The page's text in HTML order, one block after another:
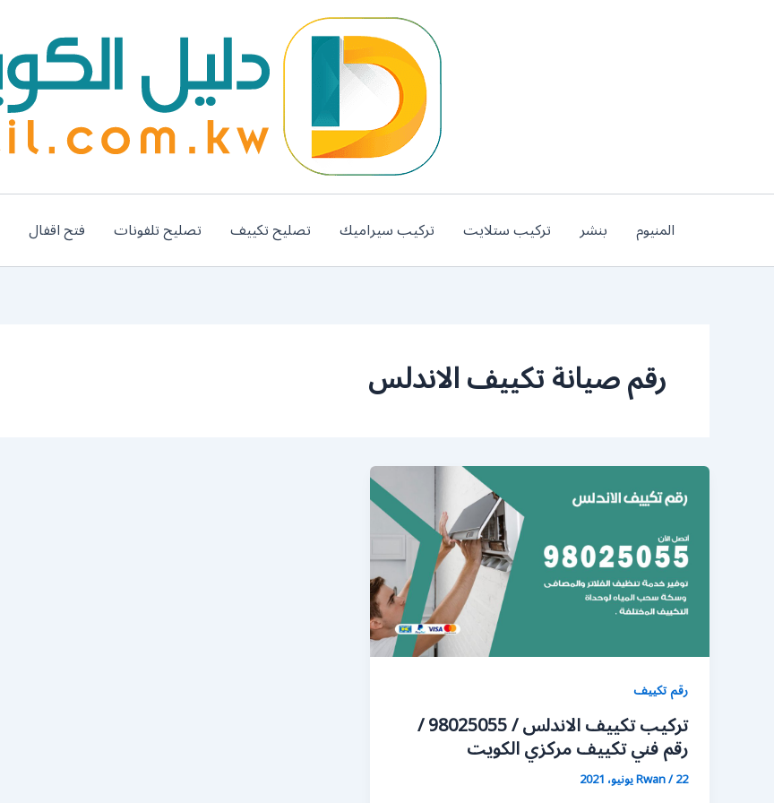
المنيوم بنشر تركيب ستلايت تركيب سيراميك تصليح تكييف تصليح تلفونات فتح اقفال
رقم صيانة تكييف الاندلس
رقم تكييف
تركيب تكييف الاندلس / 98025055 /
رقم فني تكييف مركزي الكويت
Rwan/22 يونيو، 2021